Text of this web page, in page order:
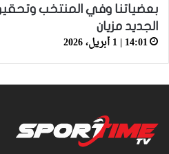
بعضياتنا وفي المنتخب
الجديد مزيان
14:01 | 1 أبريل، 2026